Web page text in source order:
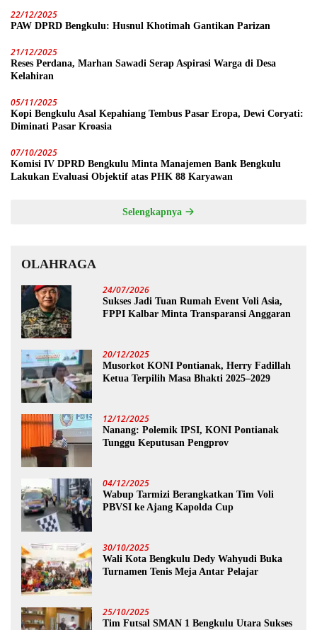
22/12/2025
PAW DPRD Bengkulu: Husnul Khotimah Gantikan Parizan
21/12/2025
Reses Perdana, Marhan Sawadi Serap Aspirasi Warga di Desa
Kelahiran
05/11/2025
Kopi Bengkulu Asal Kepahiang Tembus Pasar Eropa, Dewi Coryati:
Diminati Pasar Kroasia
07/10/2025
Komisi IV DPRD Bengkulu Minta Manajemen Bank Bengkulu
Lakukan Evaluasi Objektif atas PHK 88 Karyawan
Selengkapnya
OLAHRAGA
24/07/2026
Sukses Jadi Tuan Rumah Event Voli Asia,
FPPI Kalbar Minta Transparansi Anggaran
20/12/2025
Musorkot KONI Pontianak, Herry Fadillah
Ketua Terpilih Masa Bhakti 2025–2029
12/12/2025
Nanang: Polemik IPSI, KONI Pontianak
Tunggu Keputusan Pengprov
04/12/2025
Wabup Tarmizi Berangkatkan Tim Voli
PBVSI ke Ajang Kapolda Cup
30/10/2025
Wali Kota Bengkulu Dedy Wahyudi Buka
Turnamen Tenis Meja Antar Pelajar
25/10/2025
Tim Futsal SMAN 1 Bengkulu Utara Sukses